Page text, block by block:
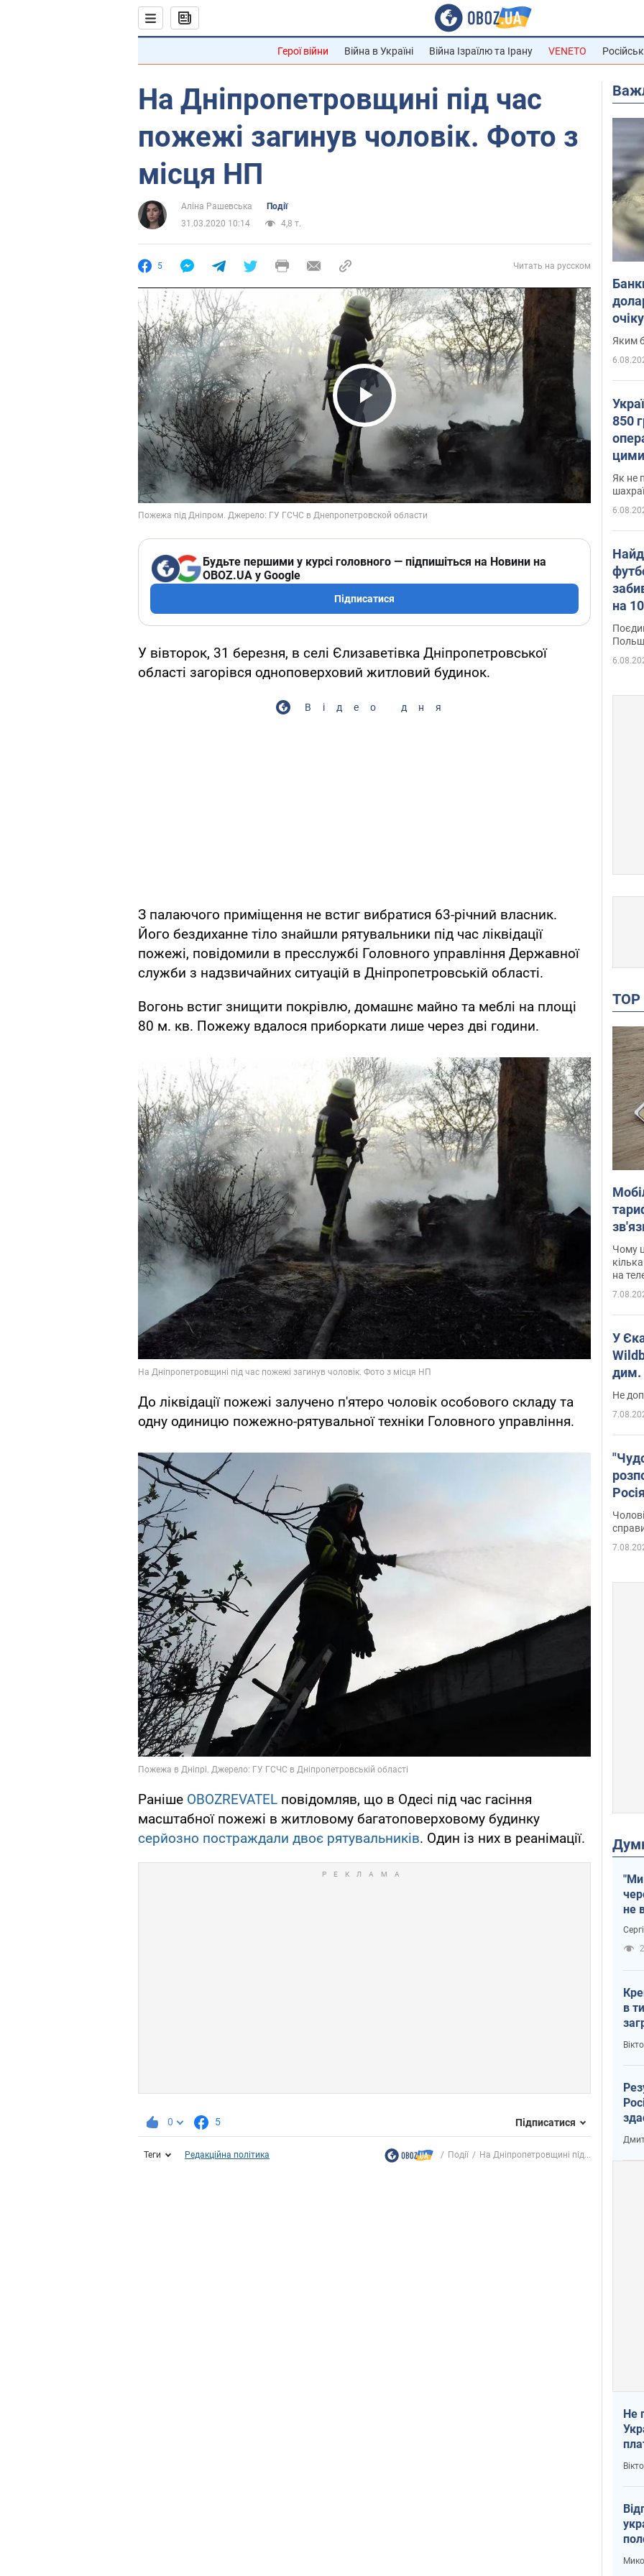
Герої війни Війна в Україні Війна Ізраїлю та Ірану VENETO
На Дніпропетровщині під час
пожежі загинув чоловік. Фото з
місця НП
Аліна Рашевська
Події
31.03.2020 10:14
4,8 т.
5 Читать на русском
Play Video
Будьте першими у курсі головного — підпишіться на Новини на
OBOZ.UA у Google
Підписатися
У вівторок, 31 березня, в селі Єлизаветівка Дніпропетровської
області загорівся одноповерховий житловий будинок.
Відео дня
З палаючого приміщення не встиг вибратися 63-річний власник.
Його бездиханне тіло знайшли рятувальники під час ліквідації
пожежі, повідомили в пресслужбі Головного управління Державної
служби з надзвичайних ситуацій в Дніпропетровській області.
Вогонь встиг знищити покрівлю, домашнє майно та меблі на площі
80 м. кв. Пожежу вдалося приборкати лише через дві години.
До ліквідації пожежі залучено п'ятеро чоловік особового складу та
одну одиницю пожежно-рятувальної техніки Головного управління.
Раніше OBOZREVATEL повідомляв, що в Одесі під час гасіння
масштабної пожежі в житловому багатоповерховому будинку
серйозно постраждали двоє рятувальників. Один із них в реанімації.
0 5 Підписатися
Теги Редакційна політика Події На Дніпропетровщині під...
Яким
850
Як не
на
Відео
Чому
на
У
дим.
Не
Фото
"Ми
не
в
Не